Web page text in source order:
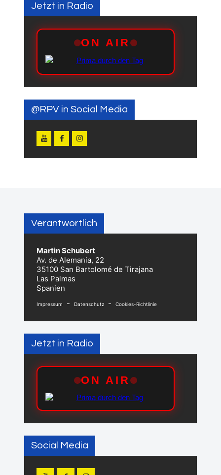
Jetzt in Radio
@RPV in Social Media
Verantwortlich
Martin Schubert
Av. de Alemania, 22
35100 San Bartolomé de Tirajana
Las Palmas
Spanien
Impressum - Datenschutz - Cookies-Richtlinie
Jetzt in Radio
Social Media